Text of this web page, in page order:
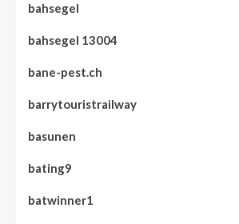
bahsegel
bahsegel 13004
bane-pest.ch
barrytouristrailway
basunen
bating9
batwinner1